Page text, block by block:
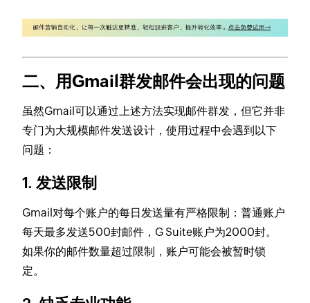
二、用Gmail群发邮件会出现的问题
虽然Gmail可以通过上述方法实现邮件群发，但它并非
专门为大规模邮件发送设计，使用过程中会遇到以下
问题：
1.发送限制
Gmail对每个账户的每日发送量有严格限制：普通账户
每天最多发送500封邮件，G Suite账户为2000封。
如果你的邮件数量超过限制，账户可能会被暂时锁
定。